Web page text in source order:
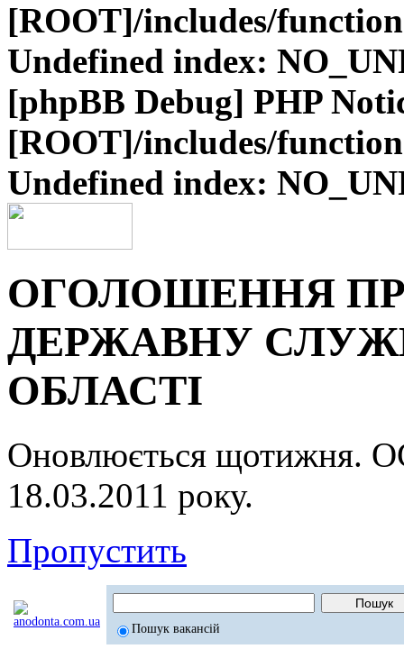
[ROOT]/includes/
Undefined index:
[phpBB Debug] PHP
[ROOT]/includes/
Undefined index:
ОГОЛОШЕННЯ
ДЕРЖАВНУ
ОБЛАСТІ
Оновлюється
18.03.2011 року.
Пропустить
Пошук вакансій